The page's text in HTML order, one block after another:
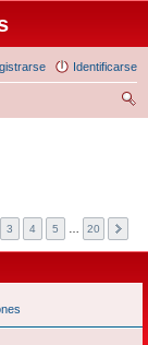
Identificarse
3 4 5 20